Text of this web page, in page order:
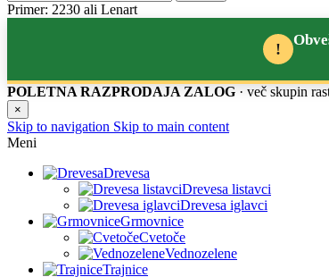
Primer: 2230 ali Lenart
!
POLETNA RAZPRODAJA ZALOG · več skupin
×
Skip to navigation Skip to main content
Meni
Drevesa
Drevesa listavci
Drevesa iglavci
Grmovnice
Cvetoče
Vednozelene
Trajnice